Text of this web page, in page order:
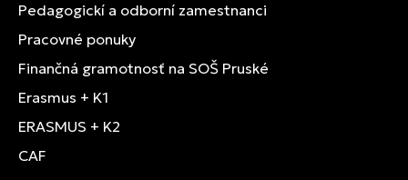
Pedagogickí a odborní zamestnanci
Pracovné ponuky
Finančná gramotnosť na SOŠ Pruské
Erasmus + K1
ERASMUS + K2
CAF